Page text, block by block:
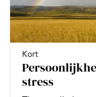
Kort
stress